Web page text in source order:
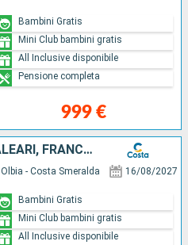
999 €
Bambini Gratis
Mini Club bambini gratis
All Inclusive disponibile
Pensione completa
ITALIA, SPAGNA, ISOLE BALEARI, FRANCIA
Olbia - Costa Smeralda 16/08/2027
Bambini Gratis
Mini Club bambini gratis
All Inclusive disponibile